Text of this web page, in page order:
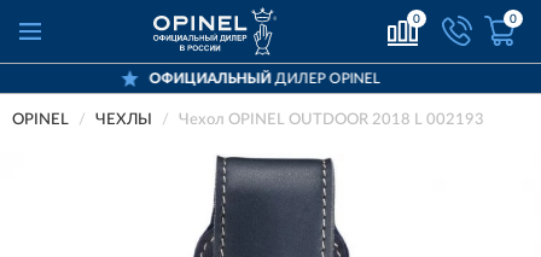
0 0
ОФИЦИАЛЬНЫЙДИЛЕР OPINEL
OPINEL ЧЕХЛЫ Чехол OPINEL OUTDOOR 2018 L 002193